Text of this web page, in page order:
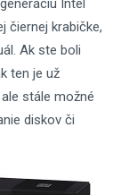
Intel
čiernej krabičke,
Ak ste boli
ten je už
stále možné
diskov či